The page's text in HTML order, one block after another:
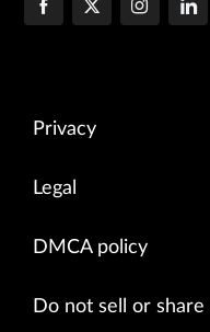
Privacy
Legal
DMCA policy
Do not sell or